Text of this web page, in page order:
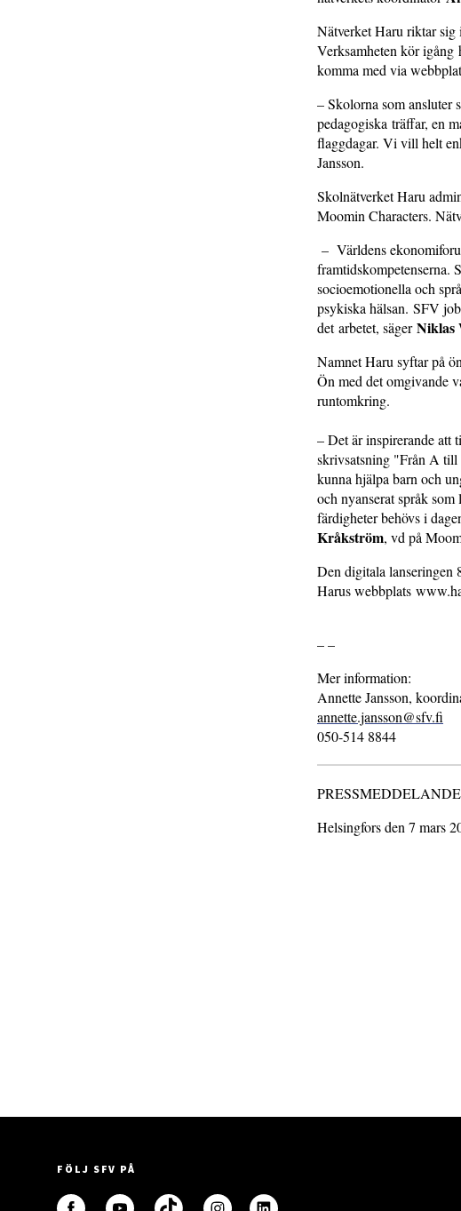
Nätverket Haru riktar
Verksamheten kör igång
komma med via
– Skolorna som ansluter
pedagogiska träffar, en
flaggdagar. Vi vill helt
Jansson.
Skolnätverket Haru
Moomin Characters.
– Världens
framtidskompetenserna.
socioemotionella och
psykiska hälsan. SFV
det arbetet, sägerNiklas
Namnet Haru syftar på
Ön med det omgivande
runtomkring.
– Det är inspirerande att
skrivsatsning "Från A till
kunna hjälpa barn och
och nyanserat språk
färdigheter behövs i
Kråkström, vd på
Den digitala lanseringen
Harus webbplats
– –
Mer information:
Annette Jansson,
annette.jansson@sfv.fi
050-514 8844
Helsingfors den 7 mars
FÖLJ SFV PÅ